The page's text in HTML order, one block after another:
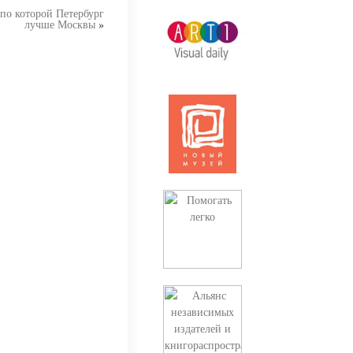
которой Петербург
лучше Москвы»